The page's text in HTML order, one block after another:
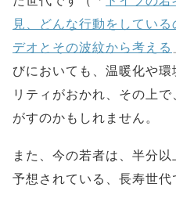
見、どんな行動をしてい
デオとその波紋から考える
びにおいても、温暖化や
リティがおかれ、その上
がすのかもしれません。
また、今の若者は、半分
予想されている、長寿世代